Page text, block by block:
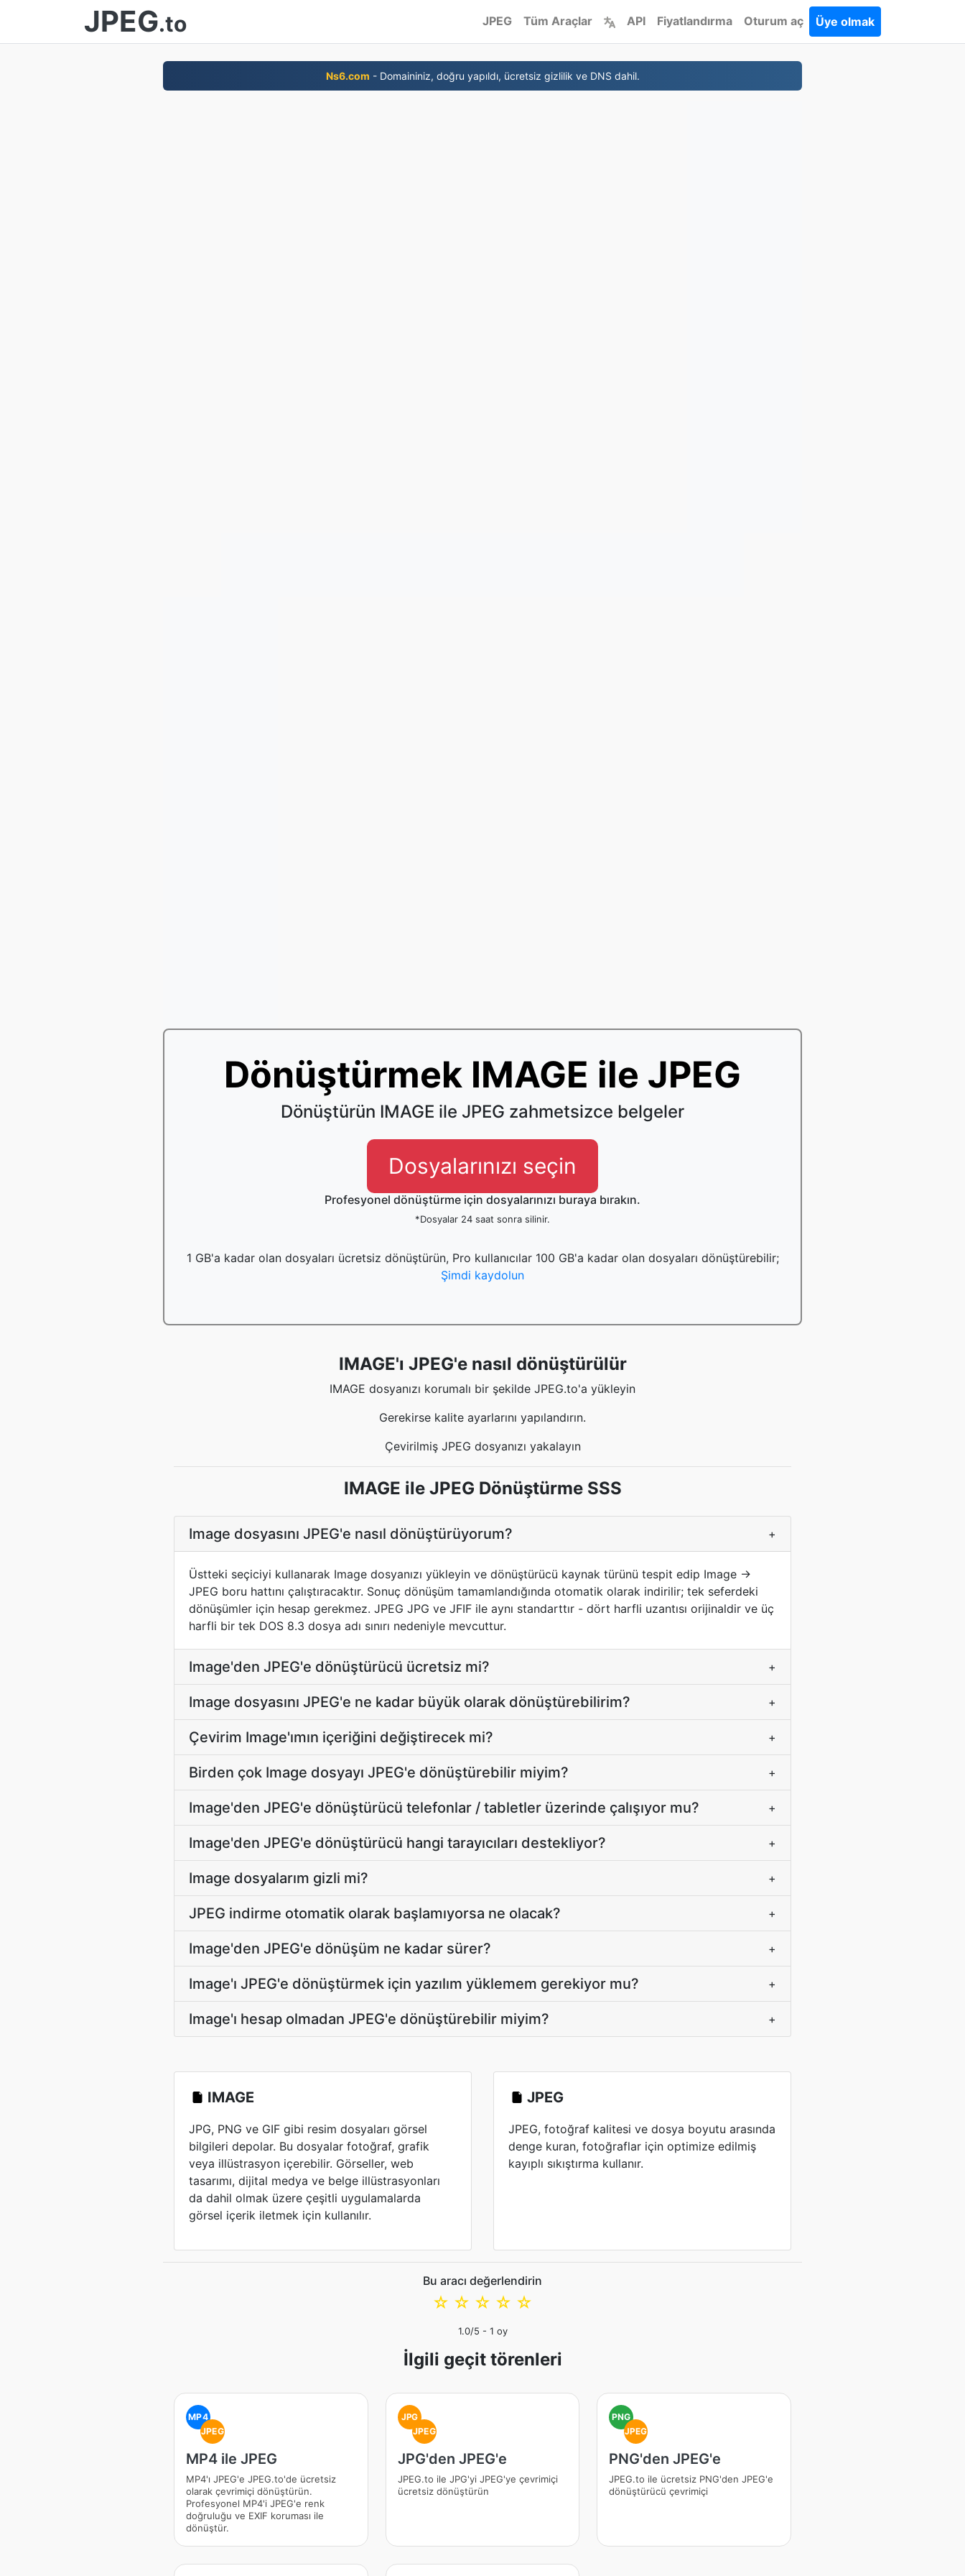
JPEG.to JPEG Tüm Araçlar API Fiyatlandırma Oturum aç Üye olmak
Ns6.com - Domaininiz, doğru yapıldı, ücretsiz gizlilik ve DNS dahil.
Dönüştürmek IMAGE ile JPEG
Dönüştürün IMAGE ile JPEG zahmetsizce belgeler
Dosyalarınızı seçin
Profesyonel dönüştürme için dosyalarınızı buraya bırakın.
*Dosyalar 24 saat sonra silinir.
1 GB'a kadar olan dosyaları ücretsiz dönüştürün, Pro kullanıcılar 100 GB'a kadar olan dosyaları dönüştürebilir;
Şimdi kaydolun
IMAGE'ı JPEG'e nasıl dönüştürülür
IMAGE dosyanızı korumalı bir şekilde JPEG.to'a yükleyin
Gerekirse kalite ayarlarını yapılandırın.
Çevirilmiş JPEG dosyanızı yakalayın
IMAGE ile JPEG Dönüştürme SSS
Image dosyasını JPEG'e nasıl dönüştürüyorum? +
Üstteki seçiciyi kullanarak Image dosyanızı yükleyin ve dönüştürücü kaynak türünü tespit edip Image →
JPEG boru hattını çalıştıracaktır. Sonuç dönüşüm tamamlandığında otomatik olarak indirilir; tek seferdeki
dönüşümler için hesap gerekmez. JPEG JPG ve JFIF ile aynı standarttır - dört harfli uzantısı orijinaldir ve üç
harfli bir tek DOS 8.3 dosya adı sınırı nedeniyle mevcuttur.
Image'den JPEG'e dönüştürücü ücretsiz mi? +
Image dosyasını JPEG'e ne kadar büyük olarak dönüştürebilirim? +
Çevirim Image'ımın içeriğini değiştirecek mi? +
Birden çok Image dosyayı JPEG'e dönüştürebilir miyim? +
Image'den JPEG'e dönüştürücü telefonlar / tabletler üzerinde çalışıyor mu? +
Image'den JPEG'e dönüştürücü hangi tarayıcıları destekliyor? +
Image dosyalarım gizli mi? +
JPEG indirme otomatik olarak başlamıyorsa ne olacak? +
Image'den JPEG'e dönüşüm ne kadar sürer? +
Image'ı JPEG'e dönüştürmek için yazılım yüklemem gerekiyor mu? +
Image'ı hesap olmadan JPEG'e dönüştürebilir miyim? +
IMAGE
JPG, PNG ve GIF gibi resim dosyaları görsel
bilgileri depolar. Bu dosyalar fotoğraf, grafik
veya illüstrasyon içerebilir. Görseller, web
tasarımı, dijital medya ve belge illüstrasyonları
da dahil olmak üzere çeşitli uygulamalarda
görsel içerik iletmek için kullanılır.
JPEG
JPEG, fotoğraf kalitesi ve dosya boyutu arasında
denge kuran, fotoğraflar için optimize edilmiş
kayıplı sıkıştırma kullanır.
Bu aracı değerlendirin
☆
☆
☆
☆
☆
1.0/5 - 1 oy
İlgili geçit törenleri
MP4
JPEG
MP4 ile JPEG
MP4'ı JPEG'e JPEG.to'de ücretsiz
olarak çevrimiçi dönüştürün.
Profesyonel MP4'i JPEG'e renk
doğruluğu ve EXIF koruması ile
dönüştür.
JPG
JPEG
JPG'den JPEG'e
JPEG.to ile JPG'yi JPEG'ye çevrimiçi
ücretsiz dönüştürün
PNG
JPEG
PNG'den JPEG'e
JPEG.to ile ücretsiz PNG'den JPEG'e
dönüştürücü çevrimiçi